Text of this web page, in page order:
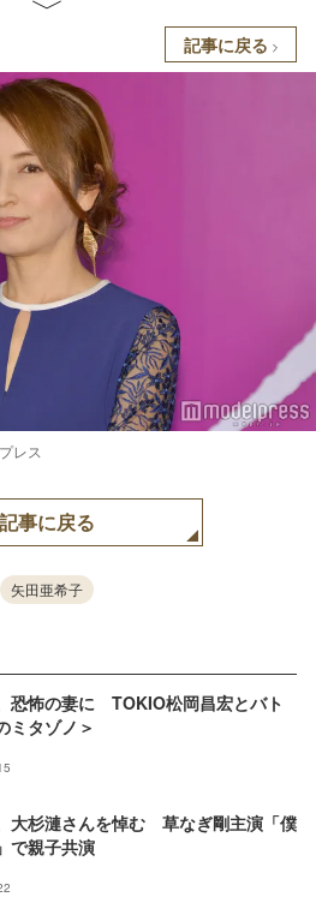
記事に戻る
レス
記事に戻る
矢田亜希子
恐怖の妻に TOKIO松岡昌宏とバト
ミタゾノ＞
大杉漣さんを悼む 草なぎ剛主演「僕
で親子共演